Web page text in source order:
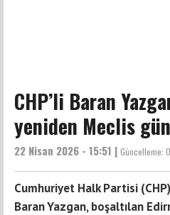
CHP’li Baran
yeniden Meclis
22 Nisan 2026 - 15:51 | Güncelleme:
Cumhuriyet Halk Partisi
Baran Yazgan, boşaltılan